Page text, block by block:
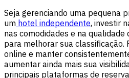
Seja gerenciando uma pequena
um hotel independente, investir
nas comodidades e na
para melhorar sua classificação.
online e manter
aumentar ainda mais sua
principais plataformas de